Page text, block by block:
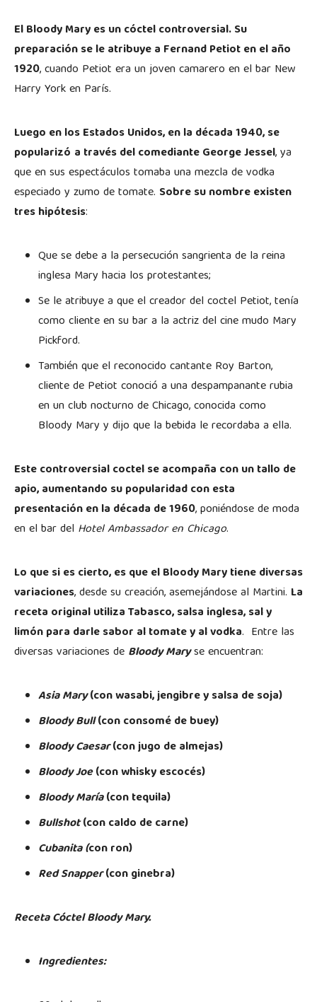
El Bloody Mary es un cóctel controversial. Su
preparación se le atribuye a Fernand Petiot en el año
1920, cuando Petiot era un joven camarero en el bar New
Harry York en París.
Luego en los Estados Unidos, en la década 1940, se
popularizó a través del comediante George Jessel, ya
que en sus espectáculos tomaba una mezcla de vodka
especiado y zumo de tomate. Sobre su nombre existen
tres hipótesis:
Que se debe a la persecución sangrienta de la reina
inglesa Mary hacia los protestantes;
Se le atribuye a que el creador del coctel Petiot, tenía
como cliente en su bar a la actriz del cine mudo Mary
Pickford.
También que el reconocido cantante Roy Barton,
cliente de Petiot conoció a una despampanante rubia
en un club nocturno de Chicago, conocida como
Bloody Mary y dijo que la bebida le recordaba a ella.
Este controversial coctel se acompaña con un tallo de
apio, aumentando su popularidad con esta
presentación en la década de 1960, poniéndose de moda
en el bar del Hotel Ambassador en Chicago.
Lo que si es cierto, es que el Bloody Mary tiene diversas
variaciones, desde su creación, asemejándose al Martini. La
receta original utiliza Tabasco, salsa inglesa, sal y
limón para darle sabor al tomate y al vodka. Entre las
diversas variaciones de Bloody Maryse encuentran:
Asia Mary(con wasabi, jengibre y salsa de soja)
Bloody Bull(con consomé de buey)
Bloody Caesar(con jugo de almejas)
Bloody Joe(con whisky escocés)
Bloody María(con tequila)
Bullshot(con caldo de carne)
Cubanita (con ron)
Red Snapper(con ginebra)
Receta Cóctel Bloody Mary.
Ingredientes: